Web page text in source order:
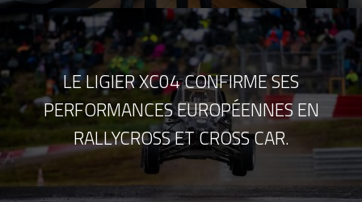
LE LIGIER XC04 CONFIRME SES
PERFORMANCES EUROPÉENNES EN
RALLYCROSS ET CROSS CAR.